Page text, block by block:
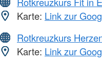
Karte: Link zur
Rotkreuzkurs
Karte: Link zur